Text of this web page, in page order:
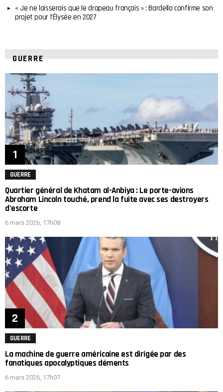
« Je ne laisserais que le drapeau français » : Bardella confirme son
projet pour l’Élysée en 2027
GUERRE
GUERRE
Quartier général de Khatam al-Anbiya : Le porte-avions
Abraham Lincoln touché, prend la fuite avec ses destroyers
d’escorte
6 mars 2026, 17h08
GUERRE
La machine de guerre américaine est dirigée par des
fanatiques apocalyptiques déments
6 mars 2026, 17h07